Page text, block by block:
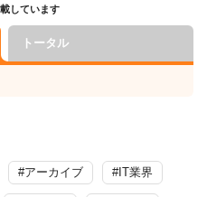
しています
トータル
#アーカイブ #IT業界